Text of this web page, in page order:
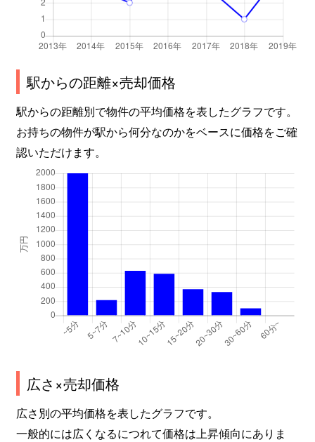
駅からの距離×売却価格
駅からの距離別で物件の平均価格を表したグラフです。
お持ちの物件が駅から何分なのかをベースに価格をご確
認いただけます。
広さ×売却価格
広さ別の平均価格を表したグラフです。
一般的には広くなるにつれて価格は上昇傾向にありま